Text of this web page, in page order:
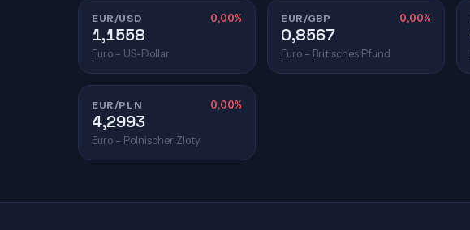
EUR/USD 0,00%
1,1558
Euro – US-Dollar
EUR/GBP 0,00%
0,8567
Euro – Britisches Pfund
EUR/PLN 0,00%
4,2993
Euro – Polnischer Zloty